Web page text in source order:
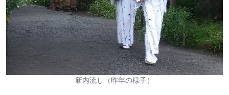
新内流し（昨年の様子）